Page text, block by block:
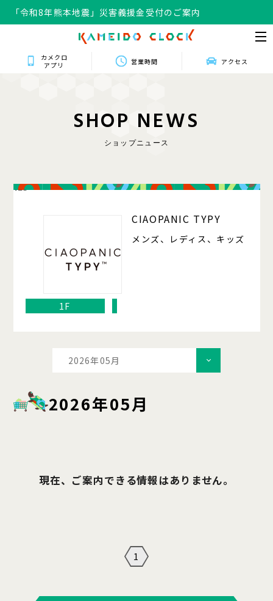
「令和8年熊本地震」災害義援金受付のご案内
カメクロ
アプリ
営業時間 アクセス
SHOP NEWS
ショップニュース
125
CIAOPANIC TYPY
メンズ、レディス、キッズ
1F
2026年05月
2026年05月
現在、ご案内できる情報はありません。
1